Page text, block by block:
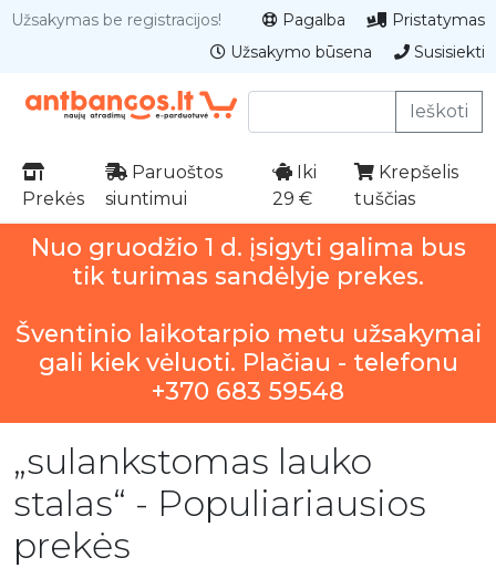
Užsakymas be registracijos! Pagalba
Pristatymas
Užsakymo būsena
Susisiekti
Ieškoti
Prekės
Paruoštos
siuntimui
Iki
29 €
Krepšelis
tuščias
Nuo gruodžio 1 d. įsigyti galima bus
tik turimas sandėlyje prekes.
Šventinio laikotarpio metu užsakymai
gali kiek vėluoti. Plačiau - telefonu
+370 683 59548
„sulankstomas lauko
stalas“ - Populiariausios
prekės